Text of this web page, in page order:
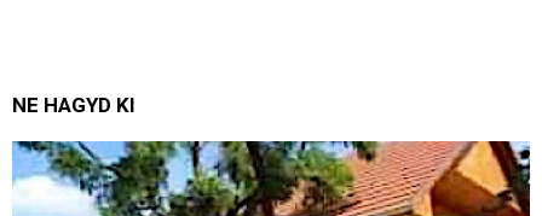
NE HAGYD KI